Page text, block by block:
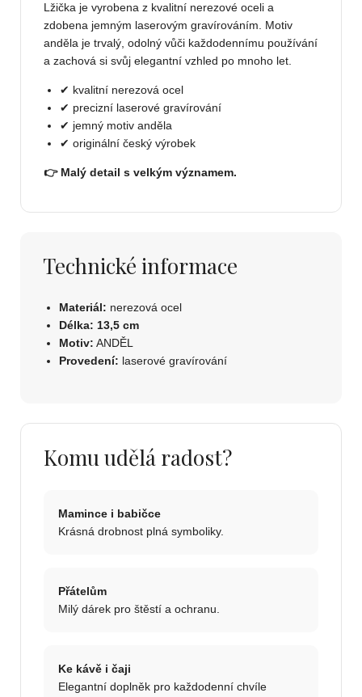
Lžička je vyrobena z kvalitní nerezové oceli a
zdobena jemným laserovým gravírováním. Motiv
anděla je trvalý, odolný vůči každodennímu používání
a zachová si svůj elegantní vzhled po mnoho let.
✔ kvalitní nerezová ocel
✔ precizní laserové gravírování
✔ jemný motiv anděla
✔ originální český výrobek
👉 Malý detail s velkým významem.
Technické informace
Materiál: nerezová ocel
Délka: 13,5 cm
Motiv: ANDĚL
Provedení: laserové gravírování
Komu udělá radost?
Mamince i babičce
Krásná drobnost plná symboliky.
Přátelům
Milý dárek pro štěstí a ochranu.
Ke kávě i čaji
Elegantní doplněk pro každodenní chvíle